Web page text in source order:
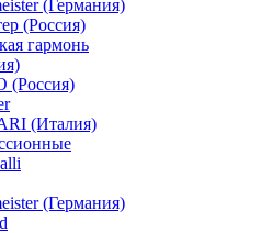
(Германия)
(Россия)
гармонь
(Италия)
(Германия)